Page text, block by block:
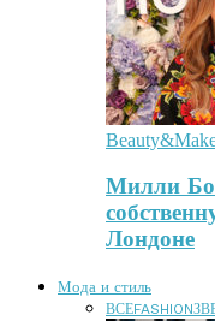
Милли
Лондоне
Мода и стиль
ВСЕFASHION